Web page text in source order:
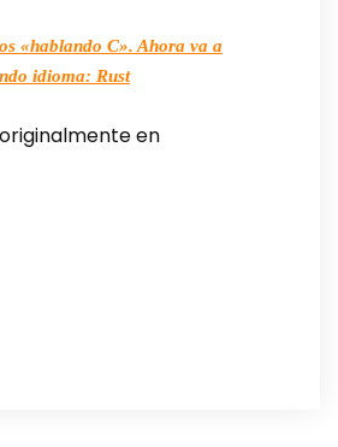
«hablando C». Ahora va a
idioma: Rust
en